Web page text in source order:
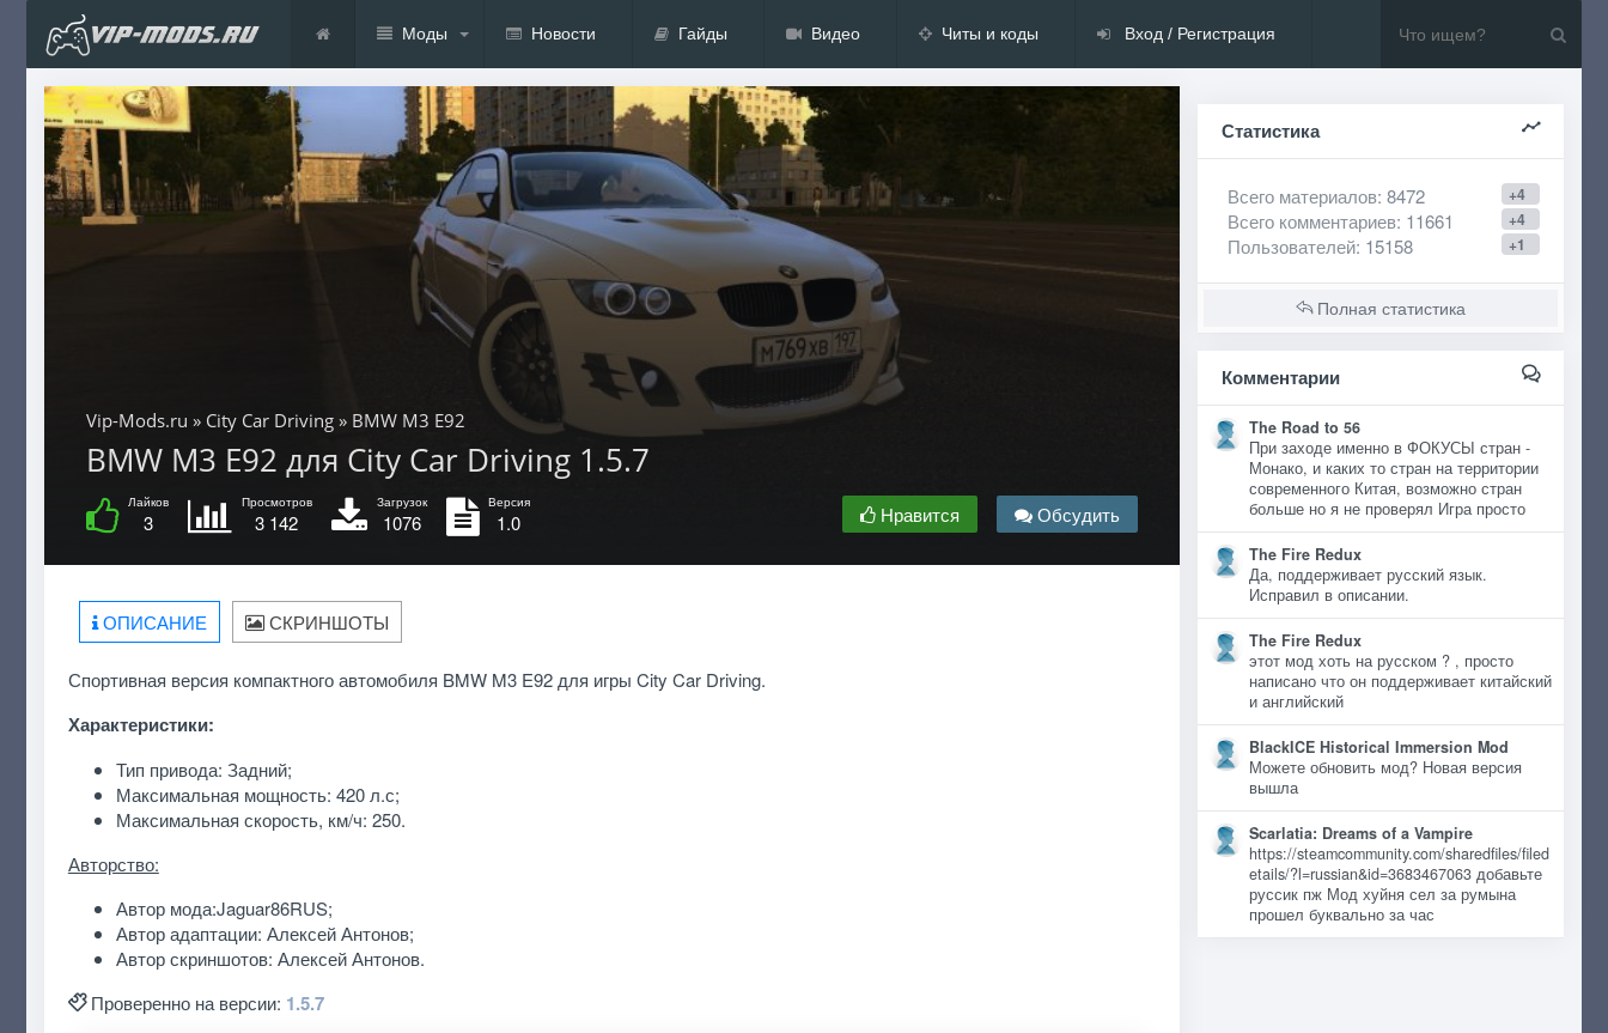
Моды Новости Гайды Видео Читы и коды Вход / Регистрация
Vip-Mods.ru » City Car Driving» BMW M3 E92
BMW M3 E92 для City Car Driving 1.5.7
Лайков
3
Просмотров
3 142
Загрузок
1076
Версия
1.0 Нравится Обсудить
ОПИСАНИЕ СКРИНШОТЫ
Спортивная версия компактного автомобиля BMW M3 E92 для игры City Car Driving.
Характеристики:
Тип привода: Задний;
Максимальная мощность: 420 л.с;
Максимальная скорость, км/ч: 250.
Авторство:
Автор мода:Jaguar86RUS;
Автор адаптации: Алексей Антонов;
Автор скриншотов: Алексей Антонов.
Проверенно на версии: 1.5.7
Статистика
+4
Всего материалов: 8472
+4
Всего комментариев: 11661
+1
Пользователей: 15158
Полная статистика
Комментарии
The Road to 56
При заходе именно в ФОКУСЫ стран -
Монако, и каких то стран на территории
современного Китая, возможно стран
больше но я не проверял Игра просто
The Fire Redux
Да, поддерживает русский язык.
Исправил в описании.
The Fire Redux
этот мод хоть на русском ? , просто
написано что он поддерживает китайский
и английский
BlackICE Historical Immersion Mod
Можете обновить мод? Новая версия
вышла
Scarlatia: Dreams of a Vampire
https://steamcommunity.com/sharedfiles/filed
etails/?l=russian&id=3683467063 добавьте
руссик пж Мод хуйня сел за румына
прошел буквально за час